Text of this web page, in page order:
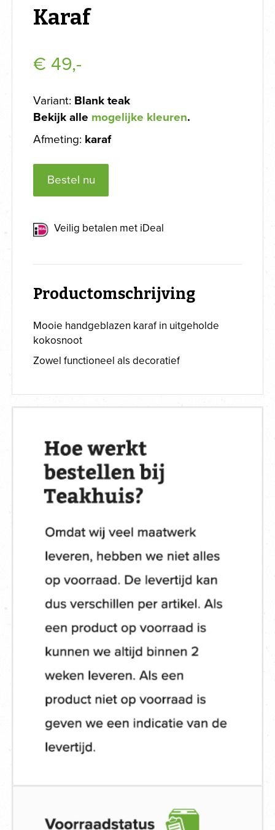
Karaf
€ 49,-
Variant: Blank teak
Bekijk alle mogelijke kleuren.
Afmeting: karaf
Bestel nu
Veilig betalen met iDeal
Productomschrijving
Mooie handgeblazen karaf in uitgeholde
kokosnoot
Zowel functioneel als decoratief